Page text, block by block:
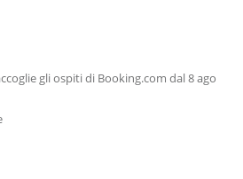
gli ospiti di Booking.com dal 8 ago